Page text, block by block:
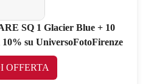
SQ 1 Glacier Blue + 10
su UniversoFotoFirenze
OFFERTA